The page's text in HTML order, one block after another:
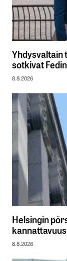
Yhdysvaltain
sotkivat
8.8.2026
Helsingin
8.8.2026